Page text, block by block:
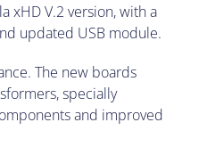
xHD V.2 version, with a
updated USB module.
The new boards
specially
and improved